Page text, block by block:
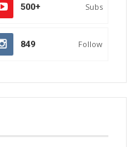
500+ Subs
849 Follow